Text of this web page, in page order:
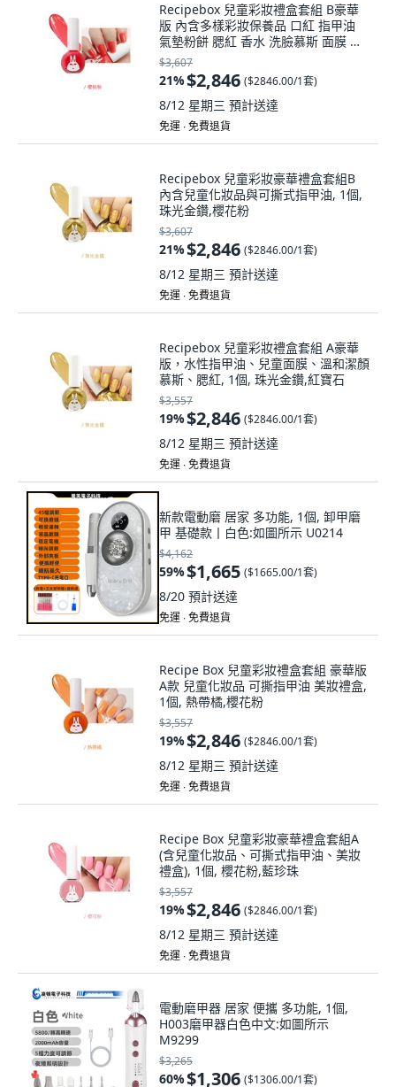
Recipebox 兒童彩妝禮盒套組 B豪華
版 內含多樣彩妝保養品 口紅 指甲油
氣墊粉餅 腮紅 香水 洗臉慕斯 面膜 化
妝包, 1個, 紅寶石,櫻桃粉
$3,607
21%$2,846 ($2846.00/1套)
8/12 星期三 預計送達
免運 ∙ 免費退貨
Recipebox 兒童彩妝豪華禮盒套組B
內含兒童化妝品與可撕式指甲油, 1個,
珠光金鑽,櫻花粉
$3,607
21%$2,846 ($2846.00/1套)
8/12 星期三 預計送達
免運 ∙ 免費退貨
Recipebox 兒童彩妝禮盒套組 A豪華
版，水性指甲油、兒童面膜、溫和潔顏
慕斯、腮紅, 1個, 珠光金鑽,紅寶石
$3,557
19%$2,846 ($2846.00/1套)
8/12 星期三 預計送達
免運 ∙ 免費退貨
新款電動磨 居家 多功能, 1個, 卸甲磨
甲 基礎款丨白色:如圖所示 U0214
$4,162
59%$1,665 ($1665.00/1套)
8/20 預計送達
免運 ∙ 免費退貨
Recipe Box 兒童彩妝禮盒套組 豪華版
A款 兒童化妝品 可撕指甲油 美妝禮盒,
1個, 熱帶橘,櫻花粉
$3,557
19%$2,846 ($2846.00/1套)
8/12 星期三 預計送達
免運 ∙ 免費退貨
Recipe Box 兒童彩妝豪華禮盒套組A
(含兒童化妝品、可撕式指甲油、美妝
禮盒), 1個, 櫻花粉,藍珍珠
$3,557
19%$2,846 ($2846.00/1套)
8/12 星期三 預計送達
免運 ∙ 免費退貨
電動磨甲器 居家 便攜 多功能, 1個,
H003磨甲器白色中文:如圖所示
M9299
$3,265
60%$1,306 ($1306.00/1套)